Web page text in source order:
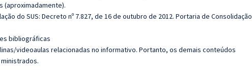
(aproximadamente).
do SUS: Decreto nº 7.827, de 16 de outubro de 2012. Portaria de Consolidação
bibliográficas
videoaulas relacionadas no informativo. Portanto, os demais conteúdos